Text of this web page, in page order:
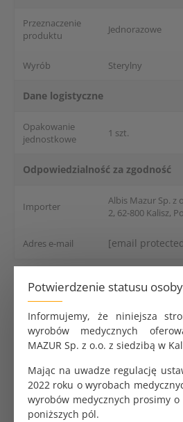
Potwierdzenie statusu
Informujemy, że niniejsza
wyrobów medycznych
MAZUR Sp. z o.o. z siedzibą w
Mając na uwadze regulację
2022 roku o wyrobach
wyrobów medycznych prosimy
poniższych pól.
Przeznaczenie
produktu
Jednorazowe
Wyrób Sterylny
Dane logistyczne
Opakowanie
jednostkowe
1 szt.
Odpowiedzialność za zgodność
Importer
Albis Mazur Sp. z
2, 62-800 Kalisz,
Adres e-mail [email
Kulociąg
bezpieczeństwo w
MOCNY / STABILNY
Zoptymalizuj pracę na bloku
typu Braun. Nasze
chirurgicznej precyzji z
mikrobiologicznym.